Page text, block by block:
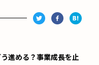
進める？事業成長を止